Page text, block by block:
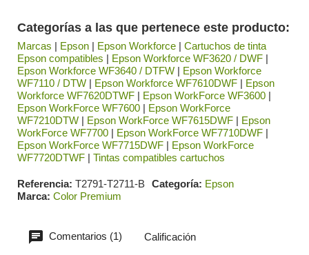
Categorías a las que pertenece este producto:
Marcas | Epson | Epson Workforce | Cartuchos de tinta
Epson compatibles | Epson Workforce WF3620 / DWF |
Epson Workforce WF3640 / DTFW | Epson Workforce
WF7110 / DTW | Epson Workforce WF7610DWF | Epson
Workforce WF7620DTWF | Epson WorkForce WF3600 |
Epson WorkForce WF7600 | Epson WorkForce
WF7210DTW | Epson WorkForce WF7615DWF | Epson
WorkForce WF7700 | Epson WorkForce WF7710DWF |
Epson WorkForce WF7715DWF | Epson WorkForce
WF7720DTWF | Tintas compatibles cartuchos
Referencia T2791-T2711-B Categoría Epson
Marca Color Premium
Comentarios (1) Calificación